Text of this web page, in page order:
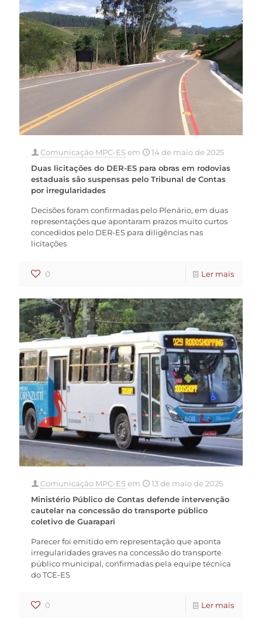
Comunicação MPC-ESem
14 de maio de 2025
Duas licitações do DER-ES para obras em rodovias
estaduais são suspensas pelo Tribunal de Contas
por irregularidades
Decisões foram confirmadas pelo Plenário, em duas
representações que apontaram prazos muito curtos
concedidos pelo DER-ES para diligências nas
licitações
0 Ler mais
Comunicação MPC-ESem
13 de maio de 2025
Ministério Público de Contas defende intervenção
cautelar na concessão do transporte público
coletivo de Guarapari
Parecer foi emitido em representação que aponta
irregularidades graves na concessão do transporte
público municipal, confirmadas pela equipe técnica
do TCE-ES
0 Ler mais